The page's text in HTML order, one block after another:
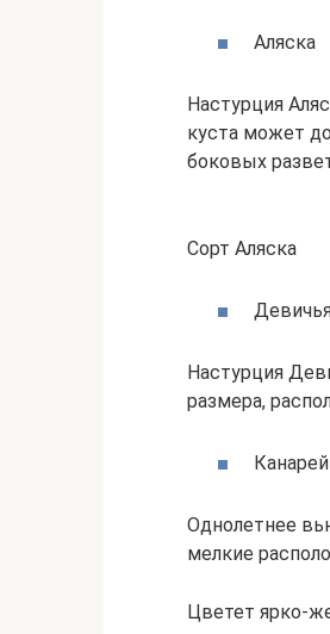
Аляска
Настурция
куста может
боковых
Сорт Аляска
Настурция
размера,
Однолетнее
мелкие
Цветет ярко-